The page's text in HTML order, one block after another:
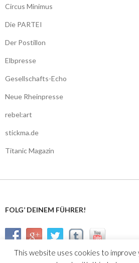
Circus Minimus
Die PARTEI
Der Postillon
Elbpresse
Gesellschafts-Echo
Neue Rheinpresse
rebel:art
stickma.de
Titanic Magazin
FOLG’ DEINEM FÜHRER!
This website uses cookies to